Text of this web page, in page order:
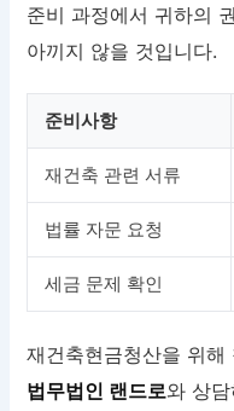
준비 과정에서 귀하의
아끼지 않을 것입니다.
준비사항
재건축 관련 서류
법률 자문 요청
세금 문제 확인
재건축현금청산을 위
법무법인 랜드로와 상